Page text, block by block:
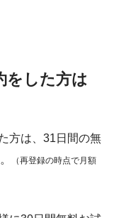
をした方は
方は、31日間の無
（再登録の時点で月額